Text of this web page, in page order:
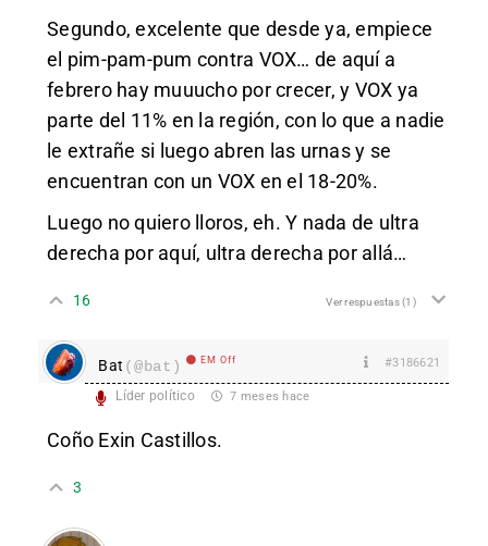
Segundo, excelente que desde ya, empiece
el pim-pam-pum contra VOX… de aquí a
febrero hay muuucho por crecer, y VOX ya
parte del 11% en la región, con lo que a nadie
le extrañe si luego abren las urnas y se
encuentran con un VOX en el 18-20%.
Luego no quiero lloros, eh. Y nada de ultra
derecha por aquí, ultra derecha por allá…
16 Ver respuestas(1)
Bat (@bat) EM Off #3186621
Líder político 7 meses hace
Coño Exin Castillos.
3